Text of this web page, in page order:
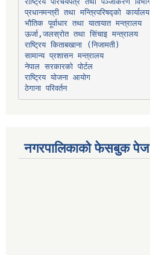
प्रधानमन्त्री तथा मन्त्रिपरिषद्को कार्यालय
भौतिक पूर्वाधार तथा यातायात मन्त्रालय
ऊर्जा,जलस्रोत तथा सिंचाइ मन्त्रालय
सामान्य प्रशासन मन्त्रालय
नेपाल सरकारको पोर्टल
राष्ट्रिय योजना आयोग
ठेगाना परिवर्तन
नगरपालिकाको फेसबुक पेज